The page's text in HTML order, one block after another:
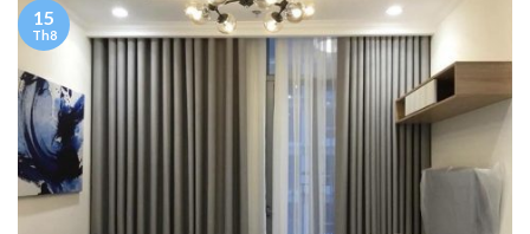
15
Th8